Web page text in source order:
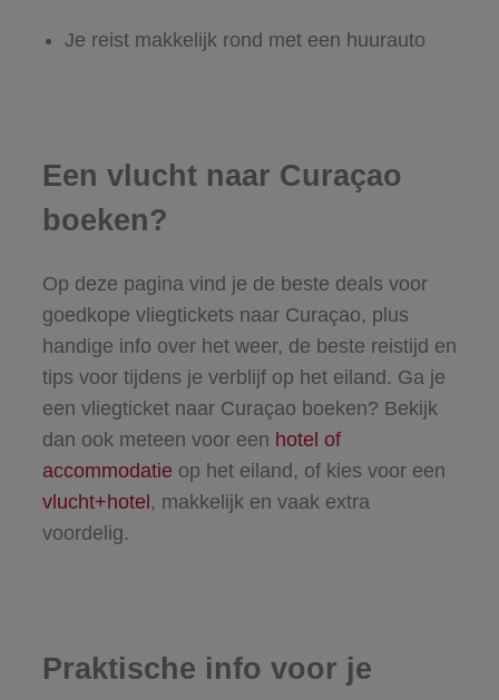
Je reist makkelijk rond met een huurauto
Een vlucht naar Curaçao
boeken?
Op deze pagina vind je de beste deals voor
goedkope vliegtickets naar Curaçao, plus
handige info over het weer, de beste reistijd en
tips voor tijdens je verblijf op het eiland. Ga je
een vliegticket naar Curaçao boeken? Bekijk
dan ook meteen voor een hotel of
accommodatie op het eiland, of kies voor een
vlucht+hotel, makkelijk en vaak extra
voordelig.
Praktische info voor je